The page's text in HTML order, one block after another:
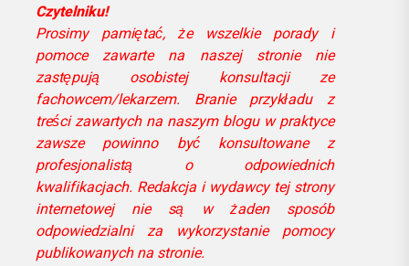
Czytelniku!
Prosimy pamiętać, że wszelkie porady i
pomoce zawarte na naszej stronie nie
zastępują osobistej konsultacji ze
fachowcem/lekarzem. Branie przykładu z
treści zawartych na naszym blogu w praktyce
zawsze powinno być konsultowane z
profesjonalistą o odpowiednich
kwalifikacjach. Redakcja i wydawcy tej strony
internetowej nie są w żaden sposób
odpowiedzialni za wykorzystanie pomocy
publikowanych na stronie.